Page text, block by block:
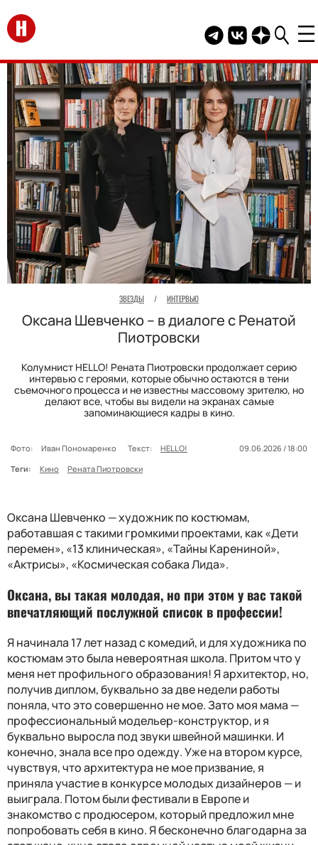
Перейти на главную
Telegram канал
Группа HELLO
Канал
ЗВЕЗДЫ / ИНТЕРВЬЮ
Оксана Шевченко – в диалоге с Ренатой
Пиотровски
Колумнист HELLO! Рената Пиотровски продолжает серию
интервью с героями, которые обычно остаются в тени
съемочного процесса и не известны массовому зрителю, но
делают все, чтобы вы видели на экранах самые
запоминающиеся кадры в кино.
Фото: Иван Пономаренко Текст: HELLO!
09.06.2026 / 18:00
Теги:
Кино Рената Пиотровски
Оксана Шевченко — художник по костюмам,
работавшая с такими громкими проектами, как «Дети
перемен», «13 клиническая», «Тайны Карениной»,
«Актрисы», «Космическая собака Лида».
Оксана, вы такая молодая, но при этом у вас такой
впечатляющий послужной список в профессии!
Я начинала 17 лет назад с комедий, и для художника по
костюмам это была невероятная школа. Притом что у
меня нет профильного образования! Я архитектор, но,
получив диплом, буквально за две недели работы
поняла, что это совершенно не мое. Зато моя мама —
профессиональный модельер-конструктор, и я
буквально выросла под звуки швейной машинки. И
конечно, знала все про одежду. Уже на втором курсе,
чувствуя, что архитектура не мое призвание, я
приняла участие в конкурсе молодых дизайнеров — и
выиграла. Потом были фестивали в Европе и
знакомство с продюсером, который предложил мне
попробовать себя в кино. Я бесконечно благодарна за